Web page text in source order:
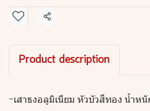
แชร์
Product description
-เสาธงอลูมิเนียม หัวบัวสีทอง น้ำหนั